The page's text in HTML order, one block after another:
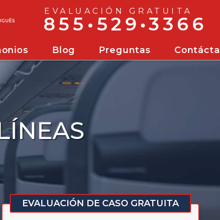
EVALUACIÓN GRATUITA
855•529•3366
Blog Preguntas
EVALUACIÓN DE CASO GRATUITA